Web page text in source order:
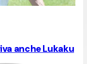
anche Lukaku